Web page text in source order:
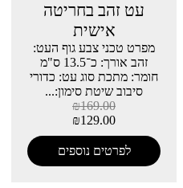
עט זהב בחריטה
אישית
מפרט טכני צבע גוף העט:
זהב אורך: כ־13.5 ס"מ
חומר: מתכת סוג עט: כדורי
סיבוב שיטת סימון:...
₪169.00
₪129.00
לפרטים נוספים